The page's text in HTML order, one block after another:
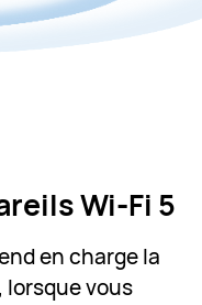
Wi-Fi 5
en charge la
lorsque vous